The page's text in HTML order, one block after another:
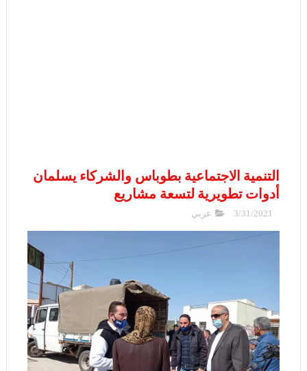
التنمية الاجتماعية بطوباس والشركاء يسلمان
أدوات تطويرية لتسعة مشاريع
3/31/2021 عربي